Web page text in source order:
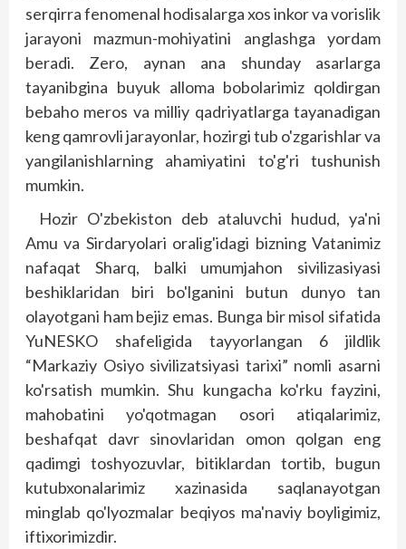
serqirra fenomenal hodisalarga xos inkor va vorislik
jarayo­ni mazmun-mohiyatini ang­­­lashga yordam
beradi. Zero, aynan ana shunday asarlarga
tayanibgina buyuk alloma bobolarimiz qoldirgan
bebaho meros va milliy qadriyatlarga taya­nadigan
keng qamrovli jarayonlar, hozirgi tub o'zgarishlar va
yangilanishlarning ahamiyatini to'g'ri tushunish
mumkin.
Hozir O'zbekiston deb ataluvchi hudud, ya'ni
Amu va Sirdaryolari oralig'idagi bizning Vatanimiz
nafaqat Sharq, balki umumjahon siviliza­siyasi
beshiklaridan biri bo'lganini butun dunyo tan
olayotgani ham bejiz emas. Bunga bir misol sifatida
YuNESKO shafeligida tayyorlangan 6 jild­lik
“Markaziy Osiyo sivilizatsiyasi tarixi” nomli asarni
ko'rsatish mumkin. Shu kungacha ko'rku fayzini,
mahobatini yo'qotmagan osori atiqalarimiz,
beshafqat davr sinovlaridan omon qolgan eng
qadimgi tosh­yozuvlar, bitiklardan tortib, bugun
kutubxonalarimiz xazinasida saqlanayotgan
minglab qo'lyozmalar beqiyos ma'naviy boyligimiz,
iftixorimizdir.